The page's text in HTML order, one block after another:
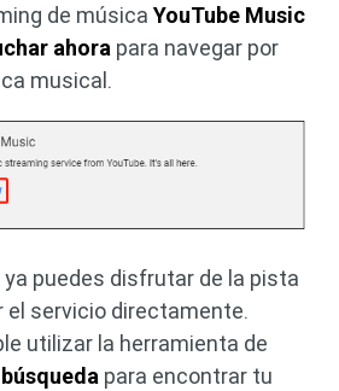
de música YouTube Music
ahora para navegar por
musical.
ya puedes disfrutar de la pista
el servicio directamente.
utilizar la herramienta de
para encontrar tu